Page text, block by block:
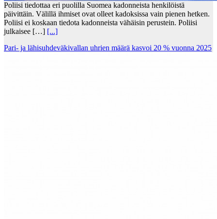
Poliisi tiedottaa eri puolilla Suomea kadonneista henkilöistä
päivittäin. Välillä ihmiset ovat olleet kadoksissa vain pienen hetken.
Poliisi ei koskaan tiedota kadonneista vähäisin perustein. Poliisi
julkaisee […] [...]
Pari- ja lähisuhdeväkivallan uhrien määrä kasvoi 20 % vuonna 2025